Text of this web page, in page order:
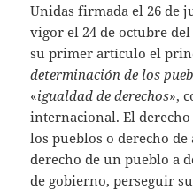
Unidas firmada el 26 de
vigor el 24 de octubre
su primer artículo el
determinación de los
«igualdad de derechos»,
internacional. El
los pueblos o derecho
derecho de un pueblo a
de gobierno, perseguir